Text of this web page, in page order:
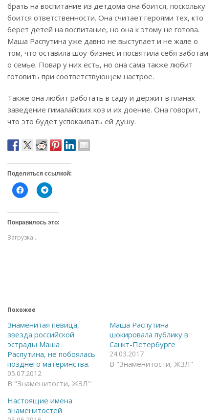
брать на воспитание из детдома она боится, поскольку
боится ответственности. Она считает героями тех, кто
берет детей на воспитание, но она к этому не готова.
Маша Распутина уже давно не выступает и не жале о
том, что оставила шоу-бизнес и посвятила себя заботам
о семье. Повар у них есть, но она сама также любит
готовить при соответствующем настрое.
Также она любит работать в саду и держит в планах
заведение гималайских коз и их доение. Она говорит,
что это будет успокаивать ей душу.
Поделиться ссылкой:
Н
а
и
т
е
ч
т
ь
а
F
a
c
e
b
o
o
k
О
к
р
ы
в
Н
а
и
т
е
с
я
в
T
e
l
g
m
О
т
к
Понравилось это:
Загрузка...
Похожее
Знаменитая певица,
звезда российской
эстрады Маша
Распутина, не побоялась
позднего материнства.
05.07.2012
В "Знаменитости, ЖЗЛ"
Маша Распутина
шокировала публику в
Санкт-Петербурге
24.03.2017
В "Знаменитости, ЖЗЛ"
Настоящие имена
знаменитостей